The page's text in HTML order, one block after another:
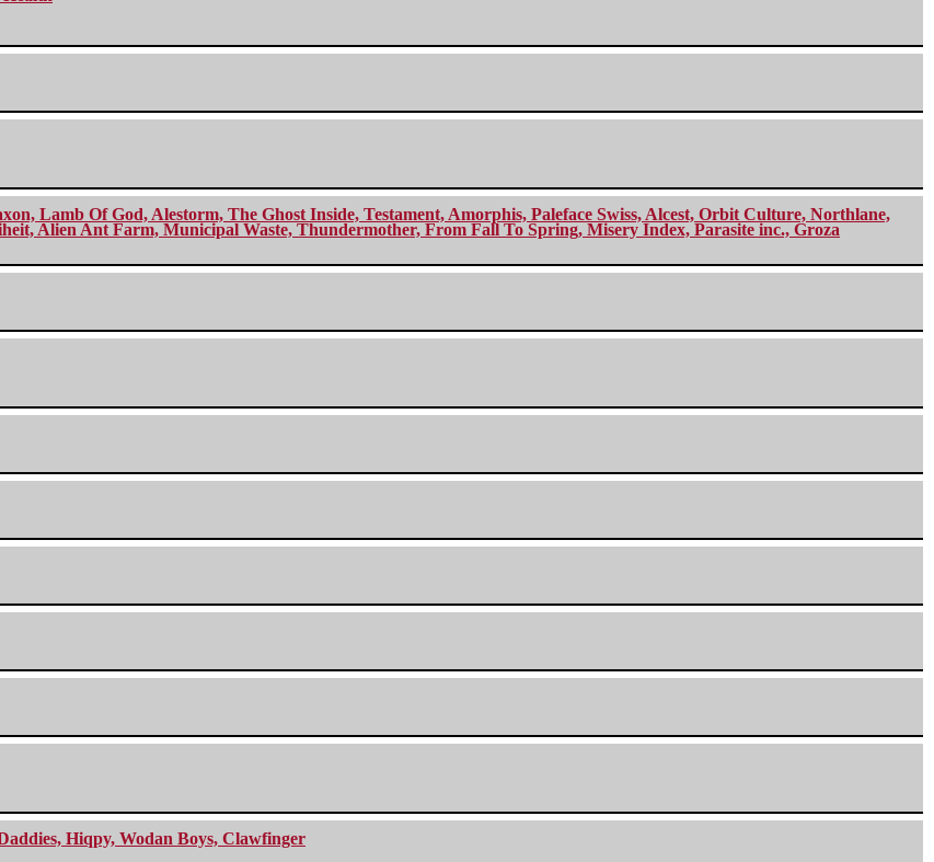
Lamb Of God, Alestorm, The Ghost Inside, Testament, Amorphis, Paleface Swiss, Alcest, Orbit Culture, Northlane,
Alien Ant Farm, Municipal Waste, Thundermother, From Fall To Spring, Misery Index, Parasite inc., Groza
Hiqpy, Wodan Boys, Clawfinger